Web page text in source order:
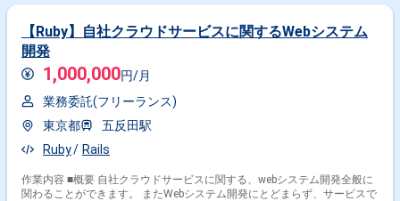
【Ruby】自社クラウドサービスに関するWebシステム
開発
1,000,000円/月
業務委託(フリーランス)
東京都
五反田駅
Ruby
Rails
作業内容 ■概要 自社クラウドサービスに関する、webシステム開発全般に
関わることができます。 またWebシステム開発にとどまらず、サービスで